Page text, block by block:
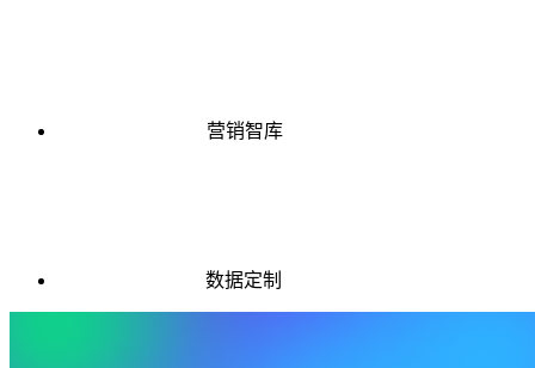
营销智库
数据定制